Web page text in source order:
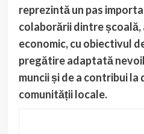
reprezintă un pas
colaborării dintre
economic, cu obiectivul
pregătire adaptată
muncii și de a contribui
comunității locale.